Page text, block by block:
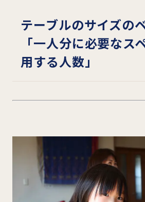
テーブルのサイズの
「一人分に必要な
用する人数」